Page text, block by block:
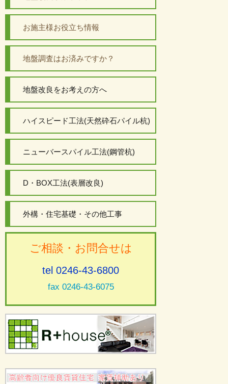
お施主様お役立ち情報
地盤調査はお済みですか？
地盤改良をお考えの方へ
ハイスピード工法(天然砕石パイル杭)
ニューバースパイル工法(鋼管杭)
D・BOX工法(表層改良)
外構・住宅基礎・その他工事
ご相談・お問合せは
tel 0246-43-6800
fax 0246-43-6075